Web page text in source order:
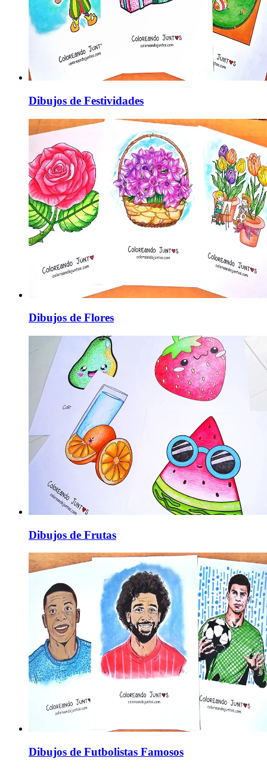
Dibujos de Festividades
Dibujos de Flores
Dibujos de Frutas
Dibujos de Futbolistas Famosos